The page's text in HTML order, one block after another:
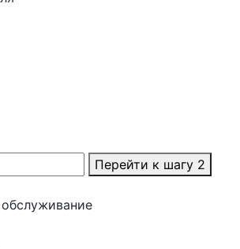
Перейти к шагу 2